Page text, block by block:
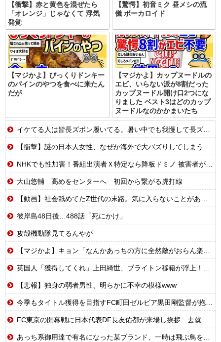
【衝撃】赤と黄色を混ぜたら
「オレンジ」じゃなくて 浮気
発覚
【驚愕】初音ミク 昼メシの流
儀 ボーカロイド
【マジかよ】びっくりドンキー
のパインのやつを食べに来たん
だが
【マジかよ】カップヌードルの
エビ、いらない派が8割だった
カップヌードル開け口2つにな
りました ベスト3はどのカップ
ヌードルなのかかまいたち
イケてる人は皆長ズボン履いてる。暑い中でも我慢して長ズボン履いてる。半ズボンはモテ無い。厳しいって
【衝撃】謎の日本人女性、なぜか海外で大バズりしてしまうwww
NHKでも性加害！番組出演者Ｘ特定なら降板ドミノ 被害者があえて〝最強〟労働組合を頼ったワケ
大山悠輔 高めをセンターへ 初回から繋がる虎打線
【動画】社会舐めてたZ世代の末路。気に入らないことがあれば退職代行で即退職!理想の職場を求め続けた結果
彼岸島48日後…488話「死にかけ」
攻殻機動隊見てるんやが
【マジかよ】キョン「なんかあっちの方に全然敵がおらん楽園あるらしいで!」
英国人「獲得してくれ」上田綺世、ブライトン移籍が浮上！三笘薫との日本代表ホットライン実現!?現地サポ大興奮！「勘弁してくれ」と危惧される懸念点とは!?【海外の反応】
【悲報】独身の弱者男性、明らかに不幸の模様www
今季もタイトル獲得を目指すFC町田ゼルビア黒田剛監督が抱負を語る
FC東京の開幕戦に日本代表DF長友佑都が来場し挨拶 去就に注目集まる
あっち系御用達で有名になった某ブランド、一時は飛ぶ鳥を落とす勢いだったが今期の業績は……